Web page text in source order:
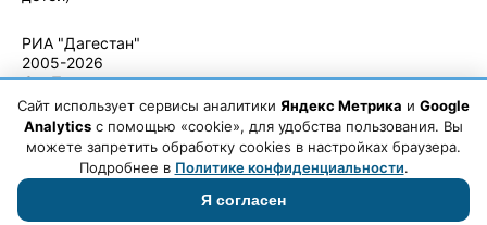
РИА "Дагестан"
2005-2026
© - Правила
использования
материалов.
Авторские
Сайт использует сервисы аналитики Яндекс Метрика и Google
Analytics с помощью «cookie», для удобства пользования. Вы
можете запретить обработку cookies в настройках браузера.
Подробнее в Политике конфиденциальности.
Я согласен